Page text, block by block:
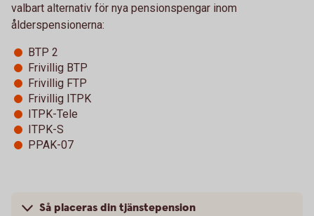
valbart alternativ för nya pensionspengar inom
ålderspensionerna:
BTP 2
Frivillig BTP
Frivillig FTP
Frivillig ITPK
ITPK-Tele
ITPK-S
PPAK-07
Så placeras din tjänstepension